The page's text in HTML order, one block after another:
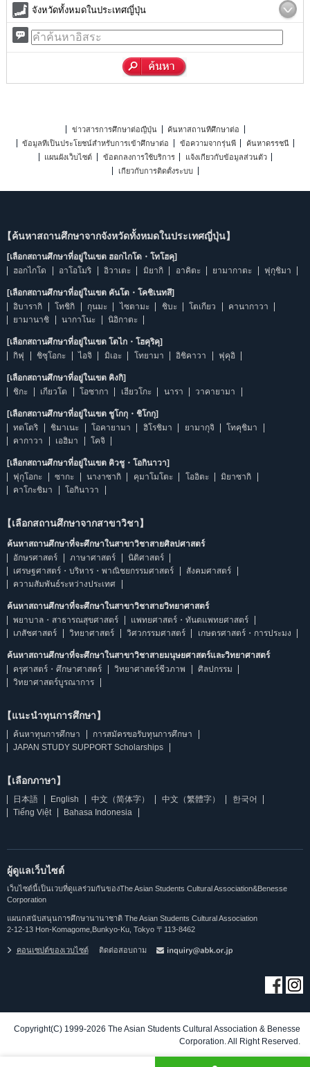
จังหวัดทั้งหมดในประเทศญี่ปุ่น
ข่าวสารการศึกษาต่อญี่ปุ่น
ค้นหาสถานที่ศึกษาต่อ
ข้อมูลที่เป็นประโยชน์สำหรับการเข้าศึกษาต่อ
ข้อความจากรุ่นพี่
ค้นหาดรรชนี
แผนผังเว็บไซต์
ข้อตกลงการใช้บริการ
แจ้งเกี่ยวกับข้อมูลส่วนตัว
เกี่ยวกับการติดตั้งระบบ
【ค้นหาสถานศึกษาจากจังหวัดทั้งหมดในประเทศญี่ปุ่น】
[เลือกสถานศึกษาที่อยู่ในเขต ฮอกไกโด・โทโฮคุ]
ฮอกไกโด
อาโอโมริ อิวาเตะ มิยากิ อาคิตะ ยามากาตะ ฟุกุชิมา
[เลือกสถานศึกษาที่อยู่ในเขต คันโต・โคชิเนทสึ]
อิบารากิ
โทชิกิ กุนมะ ไซตามะ ชิบะ โตเกียว
คานากาวา
ยามานาชิ
นากาโนะ นิอิกาตะ
[เลือกสถานศึกษาที่อยู่ในเขต โตไก・โฮคุริคุ]
กิฟุ
ชิซุโอกะ ไอจิ มิเอะ โทยามา อิชิคาวา ฟุคุอิ
[เลือกสถานศึกษาที่อยู่ในเขต คิงกิ]
ชิกะ
เกียวโต โอซากา เฮียวโกะ นารา วาคายามา
[เลือกสถานศึกษาที่อยู่ในเขต ชูโกกุ・ชิโกกุ]
ทตโตริ
ชิมาเนะ โอคายามา ฮิโรชิมา ยามากุจิ
โทคุชิมา
คากาวา
เอฮิมา โคจิ
[เลือกสถานศึกษาที่อยู่ในเขต คิวชู・โอกินาวา]
ฟุกุโอกะ
ซากะ นางาซากิ คุมาโมโตะ โออิตะ
มิยาซากิ
คาโกะชิมา
โอกินาวา
【เลือกสถานศึกษาจากสาขาวิชา】
ค้นหาสถานศึกษาที่จะศึกษาในสาขาวิชาสายศิลปศาสตร์
อักษรศาสตร์
ภาษาศาสตร์
นิติศาสตร์
เศรษฐศาสตร์・บริหาร・พาณิชยกรรมศาสตร์
สังคมศาสตร์
ความสัมพันธ์ระหว่างประเทศ
ค้นหาสถานศึกษาที่จะศึกษาในสาขาวิชาสายวิทยาศาสตร์
พยาบาล・สาธารณสุขศาสตร์
แพทยศาสตร์・ทันตแพทยศาสตร์
เภสัชศาสตร์
วิทยาศาสตร์ วิศวกรรมศาสตร์ เกษตรศาสตร์・การประมง
ค้นหาสถานศึกษาที่จะศึกษาในสาขาวิชาสายมนุษยศาสตร์และวิทยาศาสตร์
ครุศาสตร์・ศึกษาศาสตร์
วิทยาศาสตร์ชีวภาพ
ศิลปกรรม
วิทยาศาสตร์บูรณาการ
【แนะนำทุนการศึกษา】
ค้นหาทุนการศึกษา
การสมัครขอรับทุนการศึกษา
JAPAN STUDY SUPPORT Scholarships
【เลือกภาษา】
日本語 English 中文（简体字） 中文（繁體字）
한국어
Tiếng Việt
Bahasa Indonesia
ผู้ดูแลเว็บไซต์
เว็บไซต์นี้เป็นเวบที่ดูแลร่วมกันของThe Asian Students Cultural Association&Benesse
Corporation
แผนกสนับสนุนการศึกษานานาชาติ The Asian Students Cultural Association
2-12-13 Hon-Komagome,Bunkyo-Ku, Tokyo 〒113-8462
คอนเซปต์ของเวบไซต์ ติดต่อสอบถาม
Copyright(C) 1999-2026 The Asian Students Cultural Association & Benesse
Corporation. All Right Reserved.